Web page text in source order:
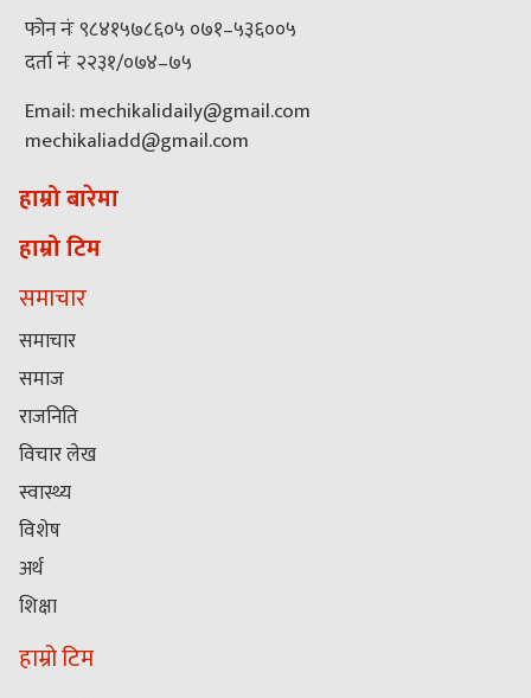
फोन नंः ९८४१५७८६०५ ०७१–५३६००५
दर्ता नंः २२३१/०७४–७५
Email: mechikalidaily@gmail.com
mechikaliadd@gmail.com
हाम्रो बारेमा
हाम्रो टिम
समाचार
समाचार
समाज
राजनिति
विचार लेख
स्वास्थ्य
विशेष
अर्थ
शिक्षा
हाम्रो टिम